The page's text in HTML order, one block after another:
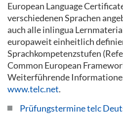
European Language
verschiedenen Sprachen
auch alle inlingua
europaweit einheitlich
Sprachkompetenzstufen
Common European
Weiterführende
www.telc.net.
Prüfungstermine telc